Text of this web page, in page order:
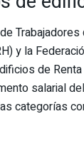
y la
de
salarial
categorías